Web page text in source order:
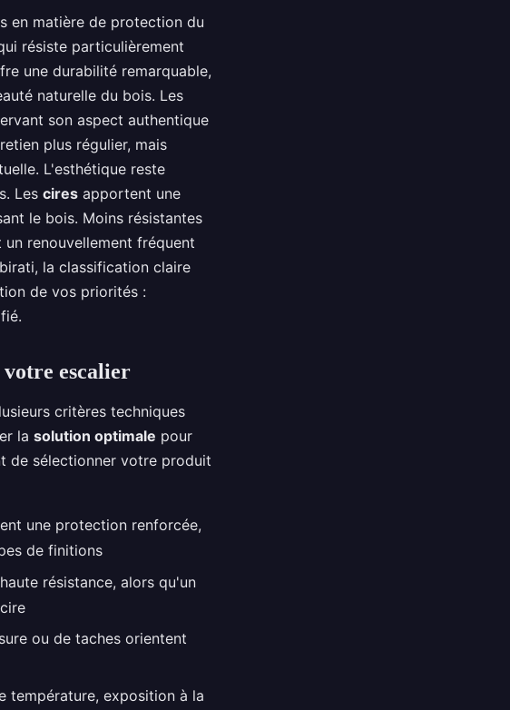
en matière de protection du
résiste particulièrement
une durabilité remarquable,
naturelle du bois. Les
son aspect authentique
plus régulier, mais
L'esthétique reste
Les cires apportent une
le bois. Moins résistantes
renouvellement fréquent
la classification claire
de vos priorités :
escalier
critères techniques
la solution optimale pour
de sélectionner votre produit
une protection renforcée,
de finitions
résistance, alors qu'un
ou de taches orientent
température, exposition à la